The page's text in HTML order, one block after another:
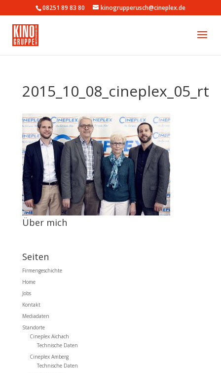
08251 89 83 80 kinogrupperusch@cineplex.de
2015_10_08_cineplex_05_rt
Über mich
Seiten
Firmengeschichte
Home
Jobs
Kontakt
Mediadaten
Standorte
Cineplex Aichach
Technische Daten
Cineplex Amberg
Technische Daten